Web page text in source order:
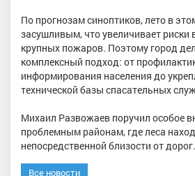
По прогнозам синоптиков, лето в
засушливым, что увеличивает риски
крупных пожаров. Поэтому город
комплексный подход: от
информирования населения до
технической базы спасательных
Михаил Развожаев поручил особое
проблемным районам, где леса
непосредственной близости от дорог.
Все новости